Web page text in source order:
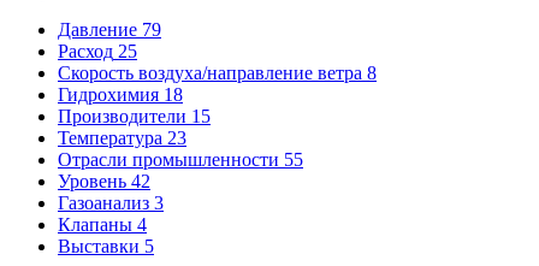
Давление 79
Расход 25
Скорость воздуха/направление ветра 8
Гидрохимия 18
Производители 15
Температура 23
Отрасли промышленности 55
Уровень 42
Газоанализ 3
Клапаны 4
Выставки 5